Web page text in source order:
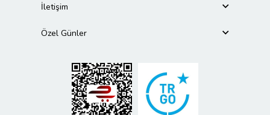
İletişim
Özel Günler